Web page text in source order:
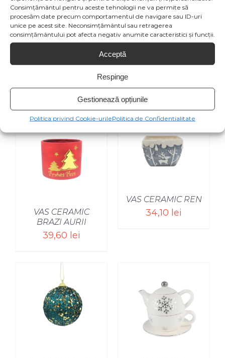
Consimțământul pentru aceste tehnologii ne va permite să
procesăm date precum comportamentul de navigare sau ID-uri
unice pe acest site. Neconsimțământul sau retragerea
consimțământului pot afecta negativ anumite caracteristici și funcții.
Acceptă
Respinge
Gestionează opțiunile
Politica privind Cookie-urilePolitica de Confidentialitate
Pin This Product
Email This
Product
Produse similare
VAS CERAMIC
BRAZI AURII
39,60 lei
SELECT OPTIONS
/
VAS CERAMIC REN
34,10 lei